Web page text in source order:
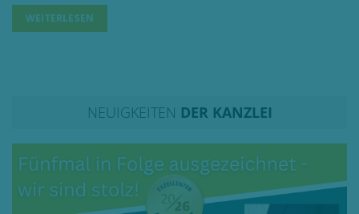
WEITERLESEN
NEUIGKEITEN DER KANZLEI